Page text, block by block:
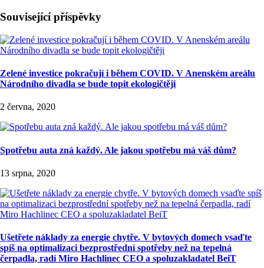
Související příspěvky
Zelené investice pokračují i během COVID. V Anenském areálu
Národního divadla se bude topit ekologičtěji
2 června, 2020
Spotřebu auta zná každý. Ale jakou spotřebu má váš dům?
13 srpna, 2020
Ušetřete náklady za energie chytře. V bytových domech vsaďte
spíš na optimalizaci bezprostřední spotřeby než na tepelná
čerpadla, radí Miro Hachlinec CEO a spoluzakladatel BeiT